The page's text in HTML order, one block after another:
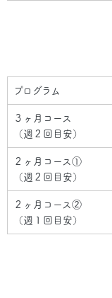
プログラム
３ヶ月コース
（週２回目安）
２ヶ月コース①
（週２回目安）
２ヶ月コース②
（週１回目安）